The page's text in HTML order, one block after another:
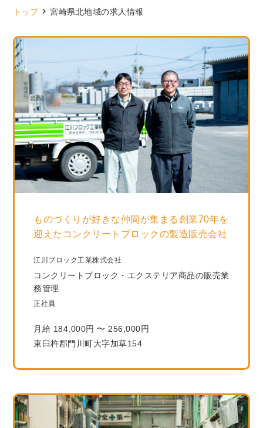
トップ 宮崎県北地域の求人情報
ものづくりが好きな仲間が集まる創業70年を
迎えたコンクリートブロックの製造販売会社
江川ブロック工業株式会社
コンクリートブロック・エクステリア商品の販売業
務管理
正社員
月給 184,000円 〜 256,000円
東臼杵郡門川町大字加草154